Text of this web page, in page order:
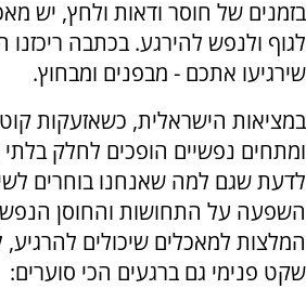
בזמנים של חוסר ודאות ולחץ, יש
לגוף ולנפש להירגע. בכתבה ריכזנו
שירגיעו אתכם - מבפנים ומבחוץ.
במציאות הישראלית, כשאזעקות
ומתחים נפשיים הופכים לחלק
לדעת שגם למה שאנחנו בוחרים
השפעה על התחושות והחוסן
המלצות למאכלים שיכולים להרגיע,
שקט פנימי גם ברגעים הכי סוערים: